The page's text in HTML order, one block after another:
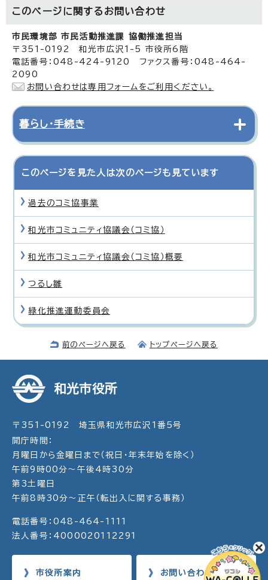
このページに関する お問い合わせ
市民環境部 市民活動推進課 協働推進担当
〒351-0192 和光市広沢1-5 市役所6階
電話番号：048-424-9120 ファクス番号：048-464-
2090
お問い合わせは専用フォームをご利用ください。
暮らし・手続き
このページを見た人は次のページも見ています
過去のコミ協事業
和光市コミュニティ協議会（コミ協）
和光市コミュニティ協議会（コミ協）概要
つるし雛
緑化推進運動委員会
前のページへ戻る トップページへ戻る
和光市役所
〒351-0192 埼玉県和光市広沢1番5号
開庁時間：
月曜日から金曜日まで（祝日・年末年始を除く）
午前9時00分～午後4時30分
第3土曜日
午前8時30分～正午（転出入に関する事務）
電話番号：048-464-1111
法人番号：4000020112291
市役所案内 お問い合わせ